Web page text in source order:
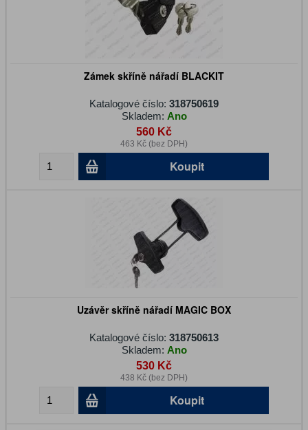
Zámek skříně nářadí BLACKIT
Katalogové číslo: 318750619
Skladem: Ano
560 Kč
463 Kč (bez DPH)
Koupit
Uzávěr skříně nářadí MAGIC BOX
Katalogové číslo: 318750613
Skladem: Ano
530 Kč
438 Kč (bez DPH)
Koupit